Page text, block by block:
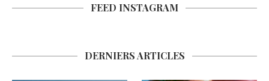
FEED INSTAGRAM
DERNIERS ARTICLES